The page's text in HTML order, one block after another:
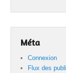
Méta
Connexion
Flux des